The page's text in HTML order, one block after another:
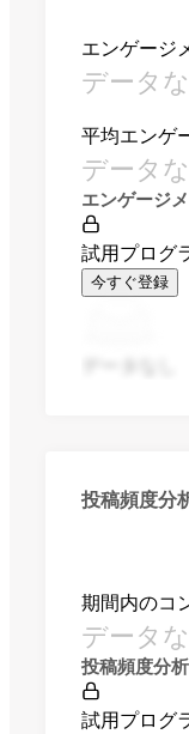
エンゲージ
データ
平均エンゲ
データ
エンゲージ
試用プログ
今すぐ登録
投稿頻度分
期間内のコ
データ
投稿頻度分
試用プログ